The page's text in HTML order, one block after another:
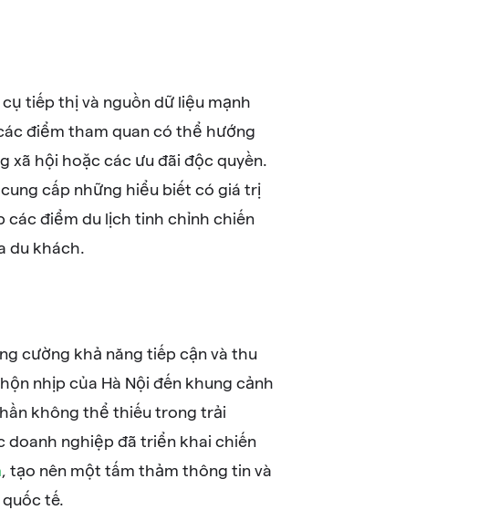
tiếp thị và nguồn dữ liệu mạnh
điểm tham quan có thể hướng
xã hội hoặc các ưu đãi độc quyền.
cấp những hiểu biết có giá trị
các điểm du lịch tinh chỉnh chiến
du khách.
cường khả năng tiếp cận và thu
nhịp của Hà Nội đến khung cảnh
không thể thiếu trong trải
doanh nghiệp đã triển khai chiến
, tạo nên một tấm thảm thông tin và
tế.